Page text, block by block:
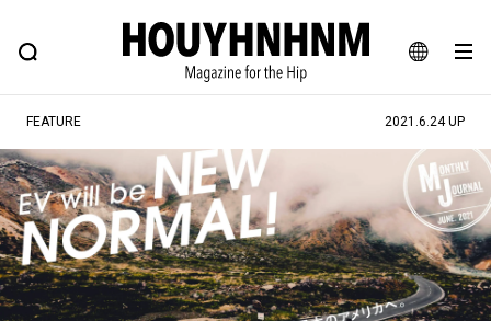
JA
EN
FEATURE BLOG SNAP
ヒップなファッション、カルチャー、ライフスタイルWEBマガジン
#注目のタグ
#SHOPPING ADDICT #憧れの逸品
#ESSENTIAL DESIGNS #古着サミット
#NEW VINTAGE #マイナーグッド図鑑
FEATURE 2021.6.24 UP